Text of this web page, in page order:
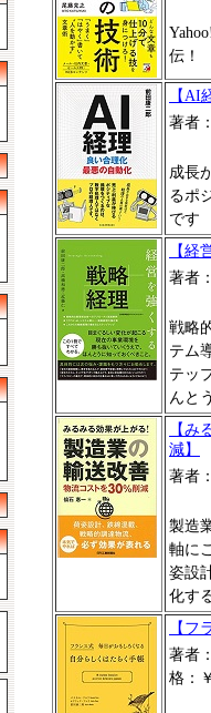
伝！
【
著者
成長
るポ
です
【経
著者
戦略
テム
テッ
んと
【み
減】
著者
製造
軸に
姿設
化す
【
著者
格：